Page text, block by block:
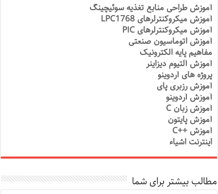
آموزش طراحی منابع تغذیه سوئیچینگ
آموزش میکروکنترلرهای LPC1768
آموزش میکروکنترلرهای PIC
آموزش اتوماسیون صنعتی
مفاهیم پایه الکترونیک
آموزش آلتیوم دیزاینر
پروژه های آردوینو
آموزش رزبری پای
آموزش آردوینو
آموزش زبان C
آموزش پایتون
آموزش ++C
اینترنت اشیاء
مطالب بیشتر برای شما